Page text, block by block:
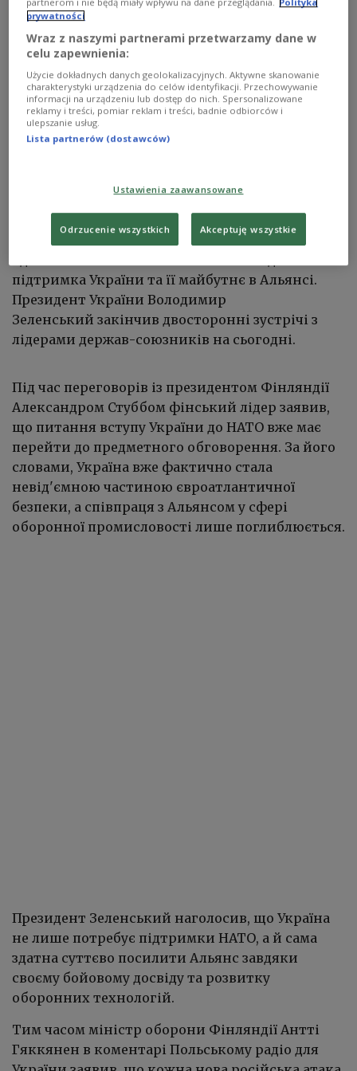
Президент Фінляндії Александр Стубб прибув до Анкари,
У столиці Туреччини розпочався саміт НАТО,
підтримка України та її майбутнє в Альянсі.
Президент України Володимир
Зеленський закінчив двосторонні зустрічі з
лідерами держав-союзників на сьогодні.
Під час переговорів із президентом Фінляндії
Александром Стуббом фінський лідер заявив,
що питання вступу України до НАТО вже має
перейти до предметного обговорення. За його
словами, Україна вже фактично стала
невід'ємною частиною євроатлантичної
безпеки, а співпраця з Альянсом у сфері
оборонної промисловості лише поглиблюється.
Президент Зеленський наголосив, що Україна
не лише потребує підтримки НАТО, а й сама
здатна суттєво посилити Альянс завдяки
своєму бойовому досвіду та розвитку
оборонних технологій.
Тим часом міністр оборони Фінляндії Антті
Гяккянен в коментарі Польському радіо для
prywatności
Wraz z naszymi partnerami przetwarzamy dane w
celu zapewnienia:
Użycie dokładnych danych geolokalizacyjnych. Aktywne skanowanie
charakterystyki urządzenia do celów identyfikacji. Przechowywanie
informacji na urządzeniu lub dostęp do nich. Spersonalizowane
reklamy i treści, pomiar reklam i treści, badnie odbiorców i
ulepszanie usług.
Lista partnerów (dostawców)
Ustawienia zaawansowane
Odrzucenie wszystkich Akceptuję wszystkie